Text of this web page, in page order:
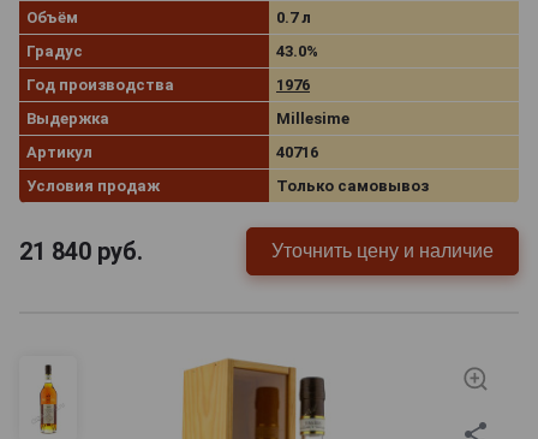
Объём
0.7 л
Градус
43.0%
Год производства
1976
Выдержка
Millesime
Артикул
40716
Условия продаж
Только самовывоз
21 840 руб. Уточнить цену и наличие